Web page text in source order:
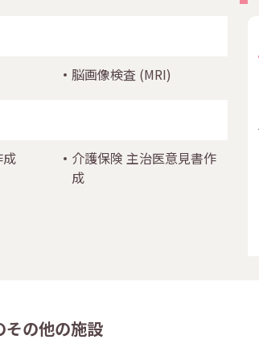
脳画像検査 (MRI)
介護保険 主治医意見書作
成
その他の施設